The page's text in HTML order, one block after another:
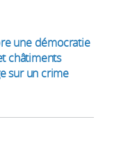
une démocratie
châtiments
sur un crime